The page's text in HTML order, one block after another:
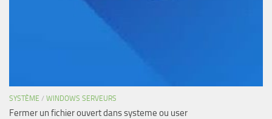
SYSTÈME / WINDOWS SERVEURS
Fermer un fichier ouvert dans systeme ou user